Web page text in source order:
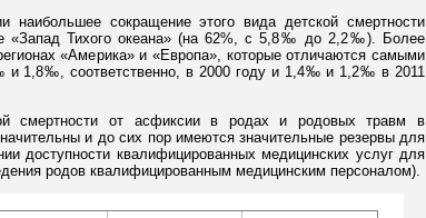
наибольшее сокращение этого вида детской смертности
«Запад Тихого океана» (на 62%, с 5,8‰ до 2,2‰). Более
«Америка» и «Европа», которые отличаются самыми
и 1,8‰, соответственно, в 2000 году и 1,4‰ и 1,2‰ в 2011
смертности от асфиксии в родах и родовых травм в
и до сих пор имеются значительные резервы для
доступности квалифицированных медицинских услуг для
родов квалифицированным медицинским персоналом).